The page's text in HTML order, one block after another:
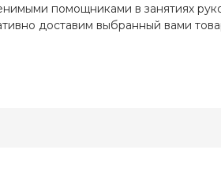
помощниками в занятиях
доставим выбранный вами